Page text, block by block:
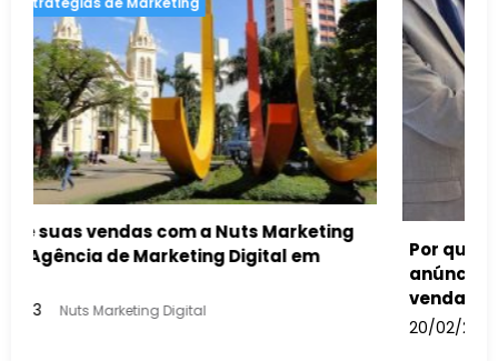
Por que revendas de automóveis devem usar
anúncios no Google para aumentar suas
vendas